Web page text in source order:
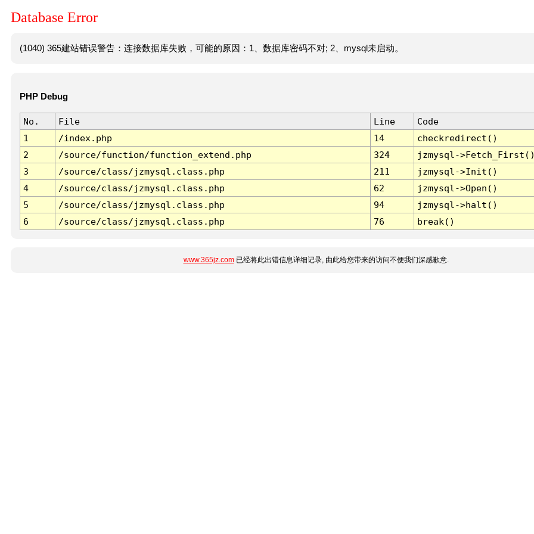
Database Error
(1040) 365建站错误警告：连接数据库失败，可能的原因：1、数据库密码不对; 2、mysql未启动。
PHP Debug
No. File Line
Code
1
/index.php 14
checkredirect()
2
/source/function/function_extend.php 324
jzmysql-
3
/source/class/jzmysql.class.php 211
jzmysql->Init()
4
/source/class/jzmysql.class.php 62
jzmysql->Open()
5
/source/class/jzmysql.class.php 94
jzmysql->halt()
6
/source/class/jzmysql.class.php 76 break()
www.365jz.com已经将此出错信息详细记录, 由此给您带来的访问不便我们深感歉意.